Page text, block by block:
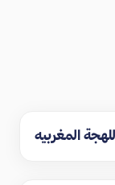
المغربيه